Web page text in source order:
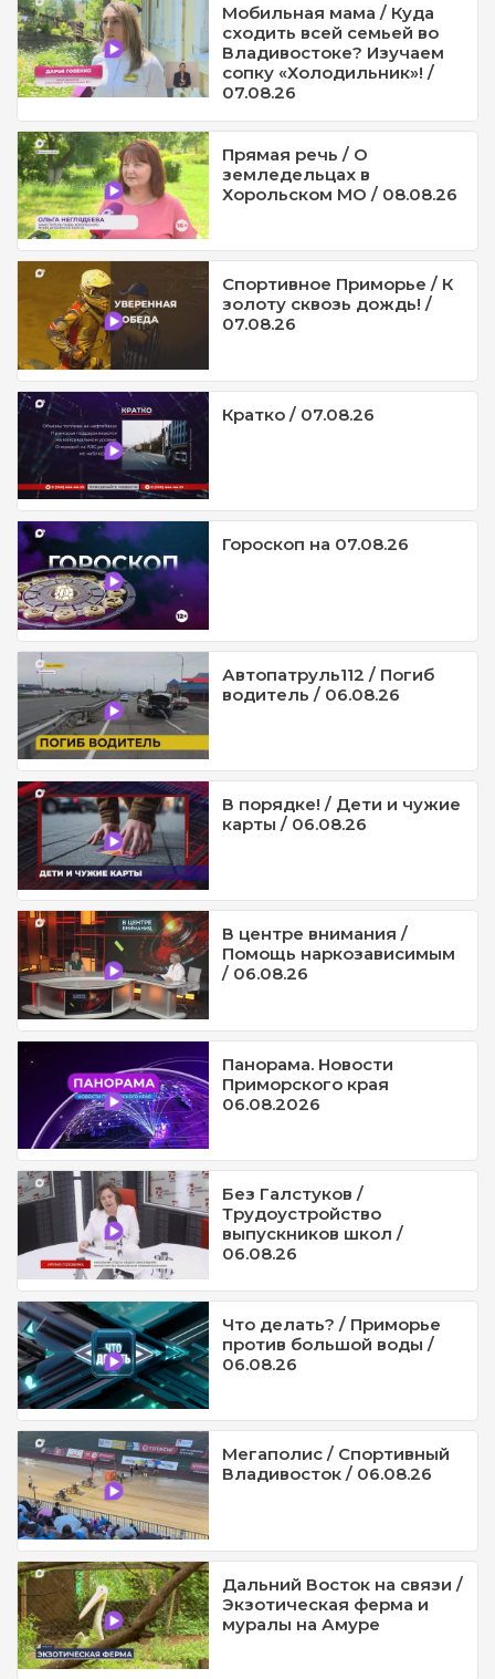
Мобильная мама / Куда
сходить всей семьей во
Владивостоке? Изучаем
сопку «Холодильник»! /
07.08.26
Прямая речь / О
земледельцах в
Хорольском МО / 08.08.26
Спортивное Приморье / К
золоту сквозь дождь! /
07.08.26
Кратко / 07.08.26
Гороскоп на 07.08.26
Автопатруль112 / Погиб
водитель / 06.08.26
В порядке! / Дети и чужие
карты / 06.08.26
В центре внимания /
Помощь наркозависимым
/ 06.08.26
Панорама. Новости
Приморского края
06.08.2026
Без Галстуков /
Трудоустройство
выпускников школ /
06.08.26
Что делать? / Приморье
против большой воды /
06.08.26
Мегаполис / Спортивный
Владивосток / 06.08.26
Дальний Восток на связи /
Экзотическая ферма и
муралы на Амуре